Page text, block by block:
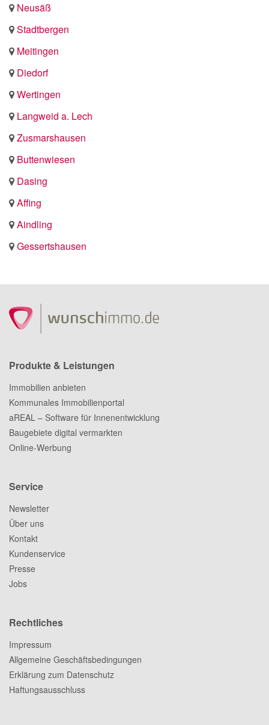
Neusäß
Stadtbergen
Meitingen
Diedorf
Wertingen
Langweid a. Lech
Zusmarshausen
Buttenwiesen
Dasing
Affing
Aindling
Gessertshausen
Produkte & Leistungen
Immobilien anbieten
Kommunales Immobilienportal
aREAL – Software für Innenentwicklung
Baugebiete digital vermarkten
Online-Werbung
Service
Newsletter
Über uns
Kontakt
Kundenservice
Presse
Jobs
Rechtliches
Impressum
Allgemeine Geschäftsbedingungen
Erklärung zum Datenschutz
Haftungsausschluss